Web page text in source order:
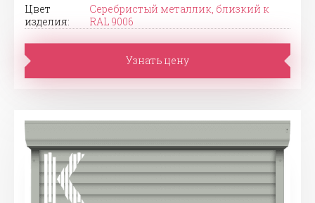
Цвет
изделия:
Серебристый металлик, близкий к
RAL 9006
Узнать цену